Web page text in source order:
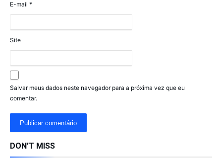
E-mail *
Site
Salvar meus dados neste navegador para a próxima vez que eu
comentar.
DON'T MISS